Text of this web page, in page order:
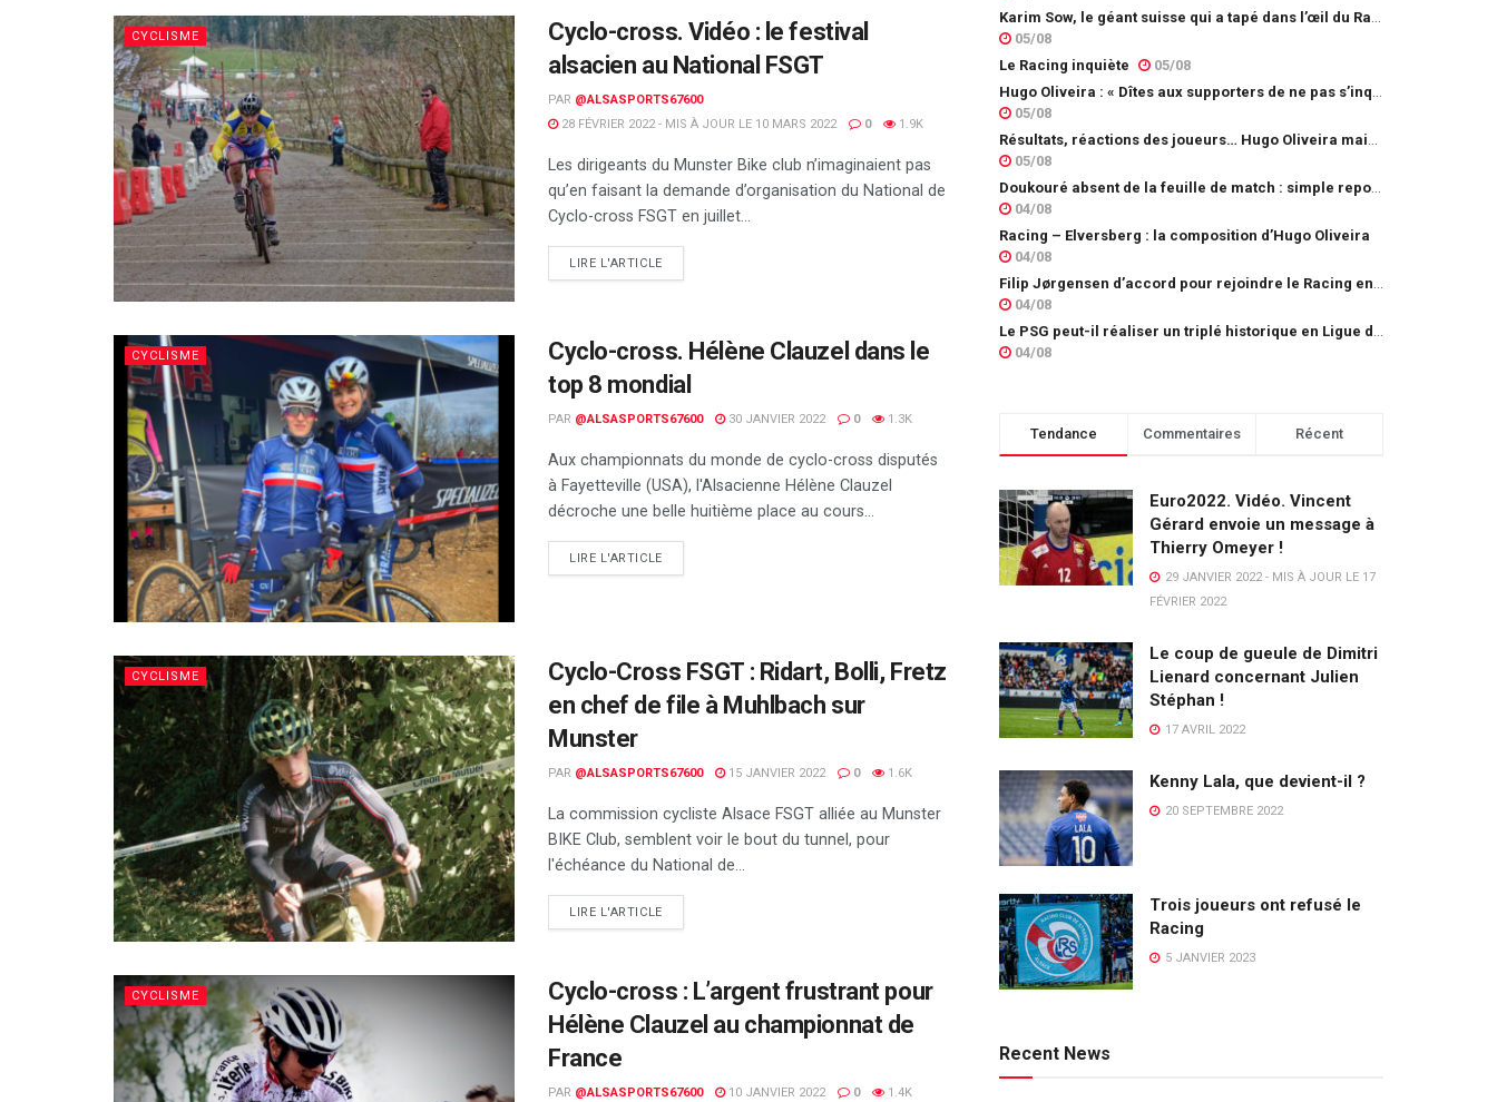
CYCLISME
Cyclo-cross. Vidéo : le festival
alsacien au National FSGT
PAR @ALSASPORTS67600
28 FÉVRIER 2022 - MIS À JOUR LE 10 MARS 2022
0 1.9K
Les dirigeants du Munster Bike club n’imaginaient pas
qu’en faisant la demande d’organisation du National de
Cyclo-cross FSGT en juillet...
LIRE L'ARTICLEDETAILS
CYCLISME
Cyclo-cross. Hélène Clauzel dans le
top 8 mondial
PAR @ALSASPORTS67600 30 JANVIER 2022 0 1.3K
Aux championnats du monde de cyclo-cross disputés
à Fayetteville (USA), l'Alsacienne Hélène Clauzel
décroche une belle huitième place au cours...
LIRE L'ARTICLEDETAILS
CYCLISME
Cyclo-Cross FSGT : Ridart, Bolli, Fretz
en chef de file à Muhlbach sur
Munster
PAR @ALSASPORTS67600 15 JANVIER 2022 0 1.6K
La commission cycliste Alsace FSGT alliée au Munster
BIKE Club, semblent voir le bout du tunnel, pour
l'échéance du National de...
LIRE L'ARTICLEDETAILS
CYCLISME
Cyclo-cross : L’argent frustrant pour
Hélène Clauzel au championnat de
France
PAR @ALSASPORTS67600 10 JANVIER 2022 0 1.4K
05/08
Le Racing inquiète
05/08
05/08
05/08
04/08
Racing – Elversberg : la composition d’Hugo Oliveira
04/08
04/08
04/08
Tendance Commentaires Récent
Euro2022. Vidéo. Vincent
Gérard envoie un message à
Thierry Omeyer !
29 JANVIER 2022 - MIS À JOUR LE 17
FÉVRIER 2022
Le coup de gueule de Dimitri
Lienard concernant Julien
Stéphan !
17 AVRIL 2022
Kenny Lala, que devient-il ?
20 SEPTEMBRE 2022
Trois joueurs ont refusé le
Racing
5 JANVIER 2023
Recent News